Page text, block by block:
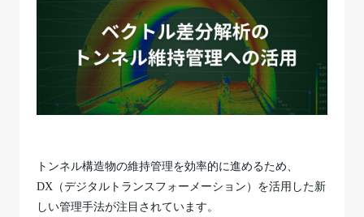
トンネル構造物の維持管理を効率的に進めるため、
DX（デジタルトランスフォーメーション）を活用した新
しい管理手法が注目されています。